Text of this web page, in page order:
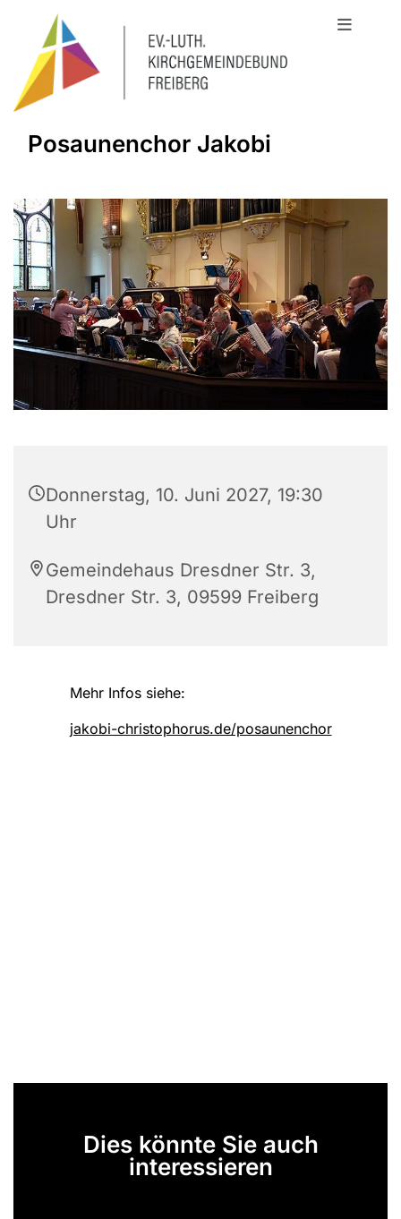
Posaunenchor Jakobi
Donnerstag, 10. Juni 2027, 19:30
Uhr
Gemeindehaus Dresdner Str. 3,
Dresdner Str. 3, 09599 Freiberg
Mehr Infos siehe:
jakobi-christophorus.de/posaunenchor
Dies könnte Sie auch
interessieren